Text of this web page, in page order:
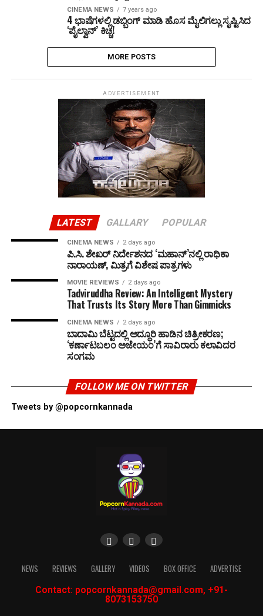
CINEMA NEWS 7 years ago
4 ಭಾಷೆಗಳಲ್ಲಿ ಡಬ್ಬಿಂಗ್ ಮಾಡಿ ಹೊಸ ಮೈಲಿಗಲ್ಲು ಸೃಷ್ಟಿಸಿದ
‘ಪೈಲ್ವಾನ್’ ಕಿಚ್ಚ!
MORE POSTS
ADVERTISEMENT
LATEST GALLARY POPULAR
CINEMA NEWS 2 days ago
ಪಿ.ಸಿ. ಶೇಖರ್ ನಿರ್ದೇಶನದ ‘ಮಹಾನ್’ನಲ್ಲಿ ರಾಧಿಕಾ
ನಾರಾಯಣ್, ಮಿತ್ರಗೆ ವಿಶೇಷ ಪಾತ್ರಗಳು
MOVIE REVIEWS 2 days ago
Tadviruddha Review: An Intelligent Mystery
That Trusts Its Story More Than Gimmicks
CINEMA NEWS 2 days ago
ಬಾದಾಮಿ ಬೆಟ್ಟದಲ್ಲಿ ಅದ್ಧೂರಿ ಹಾಡಿನ ಚಿತ್ರೀಕರಣ;
‘ಕರ್ಣಾಟಬಲಂ ಅಜೇಯಂ’ಗೆ ಸಾವಿರಾರು ಕಲಾವಿದರ
ಸಂಗಮ
FOLLOW ME ON TWITTER
Tweets by @popcornkannada
NEWS REVIEWS GALLERY VIDEOS BOX OFFICE
ADVERTISE
Contact: popcornkannada@gmail.com, +91-
8073153750